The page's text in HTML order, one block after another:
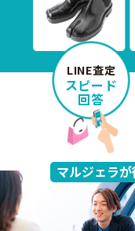
LINE査定
スピード
回答
マルジェラ